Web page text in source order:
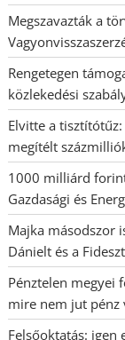
Megszavazták a
Rengetegen
közlekedési
Elvitte a
megítélt
1000 milliárd
Gazdasági és
Majka másodszor
Dánielt és a Fideszt
Pénztelen megyei
mire nem jut pénz
Felsőoktatás: